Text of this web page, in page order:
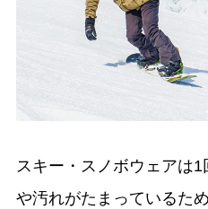
スキー・スノボウェアは
や汚れがたまっているため